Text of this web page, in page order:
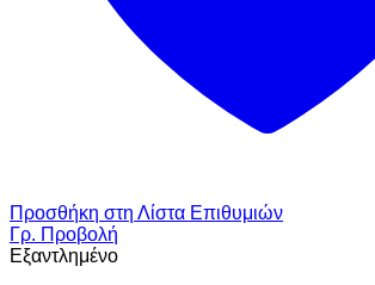
Προσθήκη στη Λίστα Επιθυμιών
Γρ. Προβολή
Εξαντλημένο